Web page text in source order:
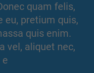
quam felis,
eu, pretium quis,
quis enim.
vel, aliquet nec,